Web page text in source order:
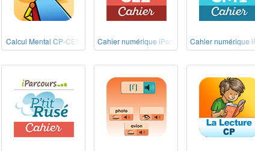
Calcul Mental CP-CE1 Cahier numérique iParcours Maths CE2
Cahier numérique